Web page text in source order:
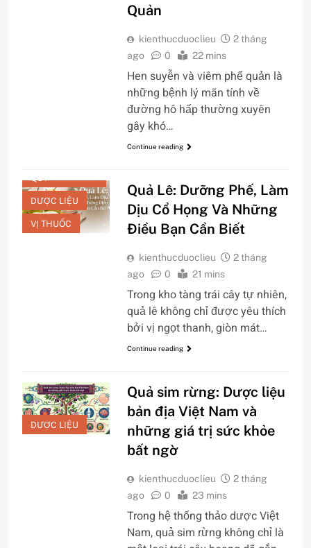
Quản
kienthucduoclieu
2 tháng
ago
0 22 mins
Hen suyễn và viêm phế quản là
những bệnh lý mãn tính về
đường hô hấp thường xuyên
gây khó…
Continue reading
DƯỢC LIỆU
VỊ THUỐC
Quả Lê: Dưỡng Phế, Làm
Dịu Cổ Họng Và Những
Điều Bạn Cần Biết
kienthucduoclieu
2 tháng
ago
0 21 mins
Trong kho tàng trái cây tự nhiên,
quả lê không chỉ được yêu thích
bởi vị ngọt thanh, giòn mát…
Continue reading
DƯỢC LIỆU
Quả sim rừng: Dược liệu
bản địa Việt Nam và
những giá trị sức khỏe
bất ngờ
kienthucduoclieu
2 tháng
ago
0 23 mins
Trong hệ thống thảo dược Việt
Nam, quả sim rừng không chỉ là